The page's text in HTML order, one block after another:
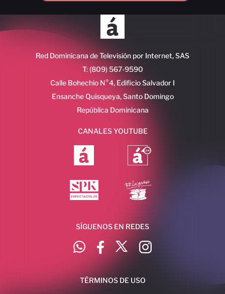
Red Dominicana de Televisión por Internet, SAS
T: (809) 567-9590
Calle Bohechio N°4, Edificio Salvador I
Ensanche Quisqueya, Santo Domingo
República Dominicana
CANALES YOUTUBE
SÍGUENOS EN REDES
TÉRMINOS DE USO